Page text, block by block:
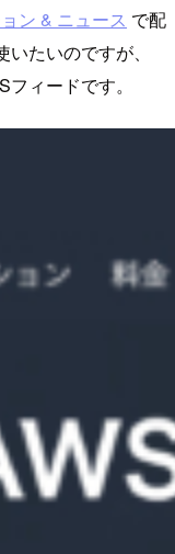
ン & ニュース で配
たいのですが、
ィードです。